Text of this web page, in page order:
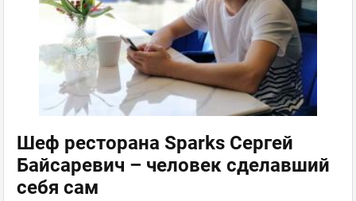
Шеф ресторана Sparks Сергей
Байсаревич – человек сделавший
себя сам